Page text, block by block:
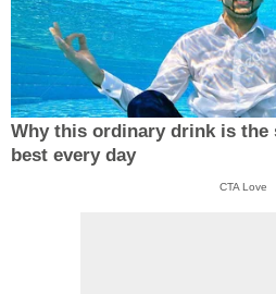
Why this ordinary drink is the
best every day
CTA Love